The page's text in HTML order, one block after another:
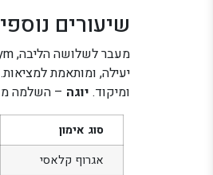
שיעורים
מעבר לשלושה הליבה, Legacy Gym מציע גם:
יעילה, ומותאמת למציאות.
ומיקוד. יוגה – השלמה
סוג אימון
אגרוף קלאסי